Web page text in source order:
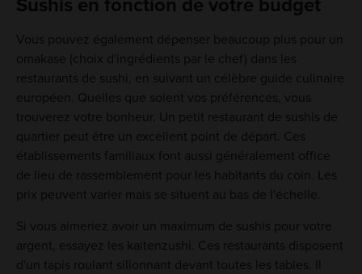
Sushis en fonction de votre budget
Vous pouvez également dépenser beaucoup plus pour un
omakase (choix d'ingrédients par le chef) dans les
restaurants de sushi, en suivant un célèbre guide culinaire
européen. Quelles que soient vos préférences, vous
trouverez votre bonheur. Un petit restaurant de sushis de
quartier peut être un excellent point de départ. Ces
établissements familiaux font aussi généralement office
de lieu de rassemblement pour les habitants du coin. Les
prix peuvent varier mais se situent au bas de l'échelle.
Si vous aimeriez avoir un maximum de sushis pour votre
argent, essayez les kaitenzushi. Ces restaurants disposent
d'un tapis roulant sillonnant devant toutes les tables. Il